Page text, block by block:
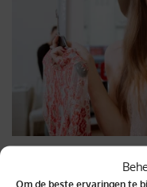
Om de beste ervaringen te